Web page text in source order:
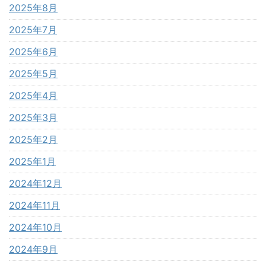
2025年8月
2025年7月
2025年6月
2025年5月
2025年4月
2025年3月
2025年2月
2025年1月
2024年12月
2024年11月
2024年10月
2024年9月